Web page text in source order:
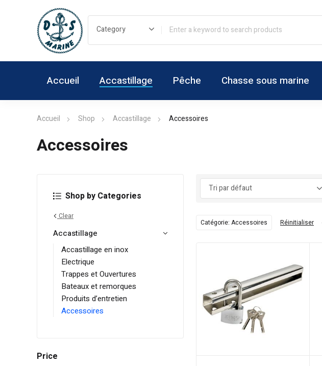
Accueil Accastillage Pêche Chasse sous marine
Accueil Shop Accastillage Accessoires
Accessoires
Shop by Categories
Clear
Accastillage
Accastillage en inox
Electrique
Trappes et Ouvertures
Bateaux et remorques
Produits d’entretien
Accessoires
Price
Catégorie: Accessoires Réinitialiser